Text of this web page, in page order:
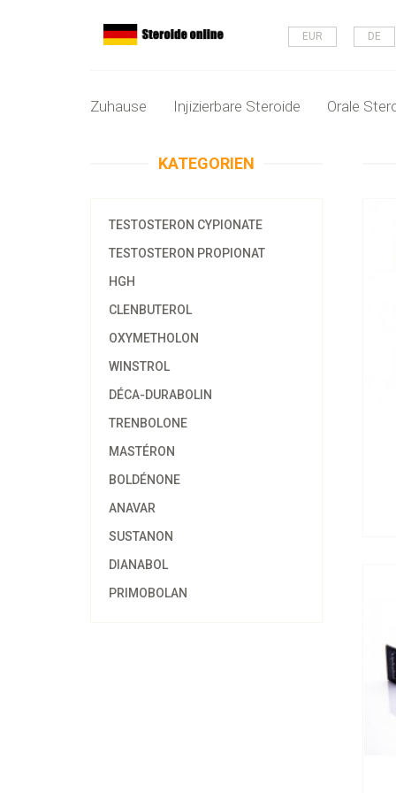
EUR DE
Zuhause Injizierbare Steroide Orale
KATEGORIEN
TESTOSTERON CYPIONATE
TESTOSTERON PROPIONAT
HGH
CLENBUTEROL
OXYMETHOLON
WINSTROL
DÉCA-DURABOLIN
TRENBOLONE
MASTÉRON
BOLDÉNONE
ANAVAR
SUSTANON
DIANABOL
PRIMOBOLAN